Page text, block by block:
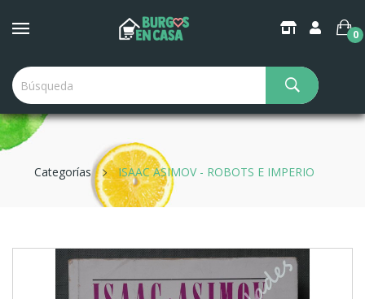
0
Categorías ISAAC ASIMOV - ROBOTS E IMPERIO